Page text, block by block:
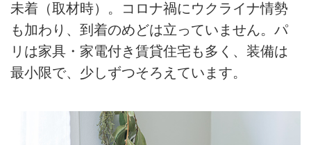
未着（取材時）。コロナ禍にウクライナ情勢
も加わり、到着のめどは立っていません。パ
リは家具・家電付き賃貸住宅も多く、装備は
最小限で、少しずつそろえています。